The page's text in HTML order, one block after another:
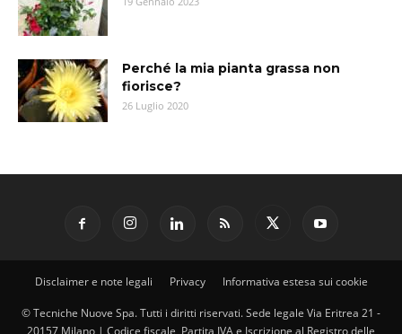
Perché la mia pianta grassa non
fiorisce?
26 Luglio 2020
Disclaimer e note legali Privacy Informativa estesa sui cookie
© Tecniche Nuove Spa. Tutti i diritti riservati. Sede legale Via Eritrea 21 -
20157 Milano | Codice fiscale, Partita IVA e Iscrizione al Registro delle